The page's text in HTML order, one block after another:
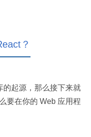
？
的起源，那么接下来就
要在你的 Web 应用程